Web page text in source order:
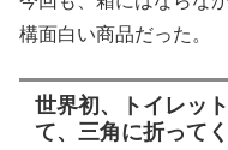
構面白い商品だった。
世界初、トイレッ
て、三角に折って